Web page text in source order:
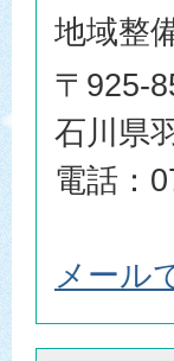
地域整
〒925-
石川県
電話：
メール